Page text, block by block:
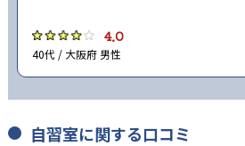
4.0
40代 / 大阪府 男性
自習室に関する口コミ